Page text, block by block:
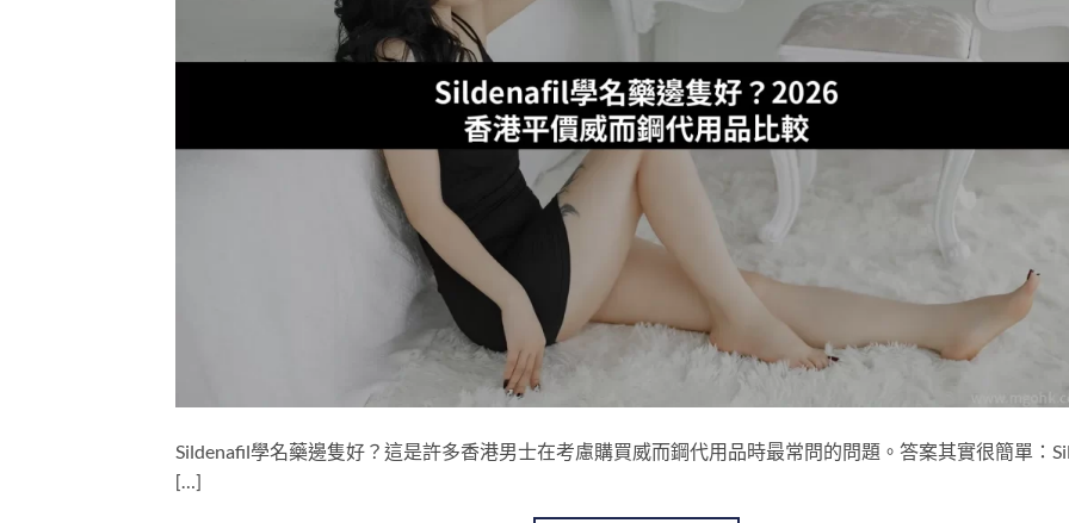
Sildenafil學名藥邊隻好？這是許多香港男士在考慮購買威而鋼代用品時最常問的問題。答案其實很簡單：
[…]